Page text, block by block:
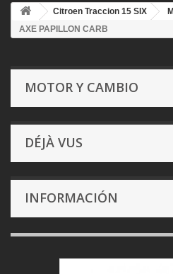
Citroen Traccion 15 SIX
AXE PAPILLON CARB
MOTOR Y CAMBIO
DÉJÀ VUS
INFORMACIÓN